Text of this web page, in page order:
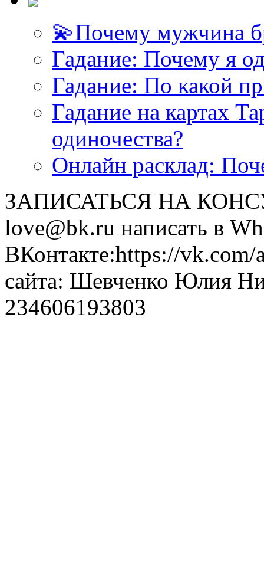
💫Почему мужчина
Гадание: Почему я
Гадание: По какой
Гадание на картах
одиночества?
Онлайн расклад:
ЗАПИСАТЬСЯ НА
love@bk.ru написать в
ВКонтакте:https://
сайта: Шевченко Юлия
234606193803